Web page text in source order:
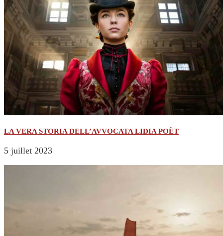
LA VERA STORIA DELL’AVVOCATA LIDIA POËT
5 juillet 2023